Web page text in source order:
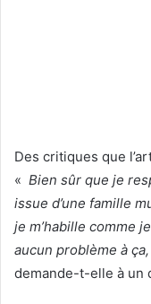
Des critiques que
« Bien sûr que je
issue d’une famille
je m’habille comme
aucun problème à
demande-t-elle à un